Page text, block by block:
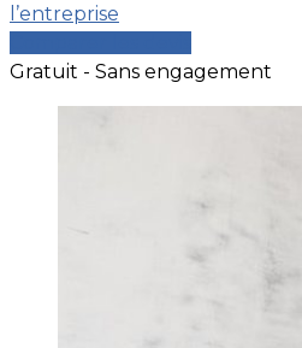
l’entreprise
Gratuit - Sans engagement